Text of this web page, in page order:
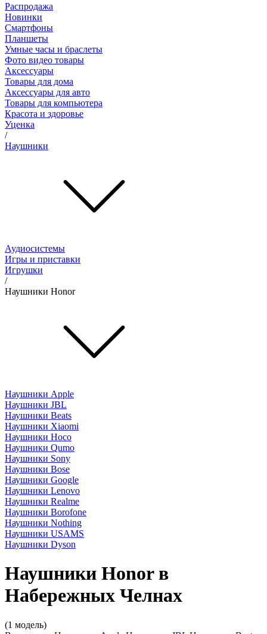
Распродажа
Новинки
Смартфоны
Планшеты
Умные часы и браслеты
Фото видео товары
Аксессуары
Товары для дома
Аксессуары для авто
Товары для компьютера
Красота и здоровье
Уценка
/
Наушники
Аудиосистемы
Игры и приставки
Игрушки
/
Наушники Honor
Наушники Apple
Наушники JBL
Наушники Beats
Наушники Xiaomi
Наушники Hoco
Наушники Qumo
Наушники Sony
Наушники Bose
Наушники Google
Наушники Lenovo
Наушники Realme
Наушники Borofone
Наушники Nothing
Наушники USAMS
Наушники Dyson
Наушники Honor в
Набережных Челнах
(1 модель)